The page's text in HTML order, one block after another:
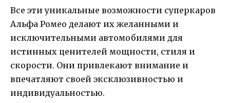
Все эти уникальные возможности суперкаров
Альфа Ромео делают их желанными и
исключительными автомобилями для
истинных ценителей мощности, стиля и
скорости. Они привлекают внимание и
впечатляют своей эксклюзивностью и
индивидуальностью.